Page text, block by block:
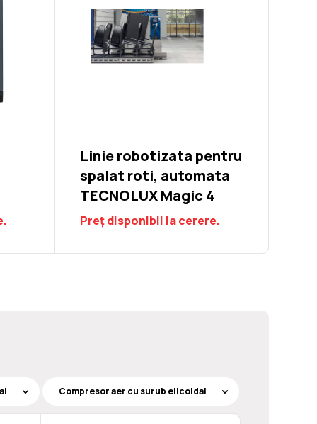
Linie robotizata pentru
spalat roti, automata
TECNOLUX Magic 4
Preț disponibil la cerere.